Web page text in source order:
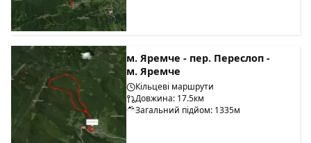
м. Яремче - пер. Переслоп -
м. Яремче
Кільцеві маршрути
Довжина: 17.5км
Загальний підйом: 1335м